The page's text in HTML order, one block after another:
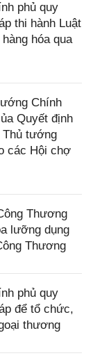
phủ quy
thi hành Luật
hóa qua
Chính
Quyết định
Thủ tướng
các Hội chợ
Thương
lưỡng dụng
Thương
phủ quy
để tổ chức,
thương